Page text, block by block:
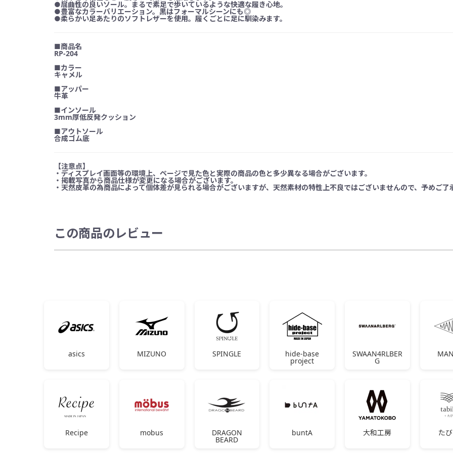
●屈曲性の良いソール。まるで素足で歩いているような快適な履き心地。
●豊富なカラーバリエーション。黒はフォーマルシーンにも◎
●柔らかい足あたりのソフトレザーを使用。履くごとに足に馴染みます。
■商品名
RP-204
■カラー
キャメル
■アッパー
牛革
■インソール
3mm厚低反発クッション
■アウトソール
合成ゴム底
【注意点】
・ディスプレイ画面等の環境上、ページで見た色と実際の商品の色と多少異なる場合がございます。
・掲載写真から商品仕様が変更になる場合がございます。
・天然皮革の為商品によって個体差が見られる場合がございますが、天然素材の特性上不良ではございませんので、予めご了
この商品のレビュー
asics MIZUNO SPINGLE hide-base
project
SWAAN4RLBER
G
Recipe mobus DRAGON
BEARD
buntA 大和工房 た